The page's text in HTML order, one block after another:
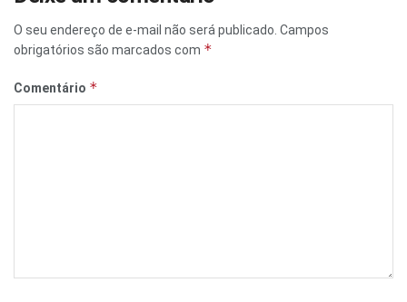
O seu endereço de e-mail não será publicado. Campos
obrigatórios são marcados com *
Comentário *